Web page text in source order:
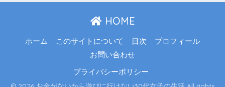
HOME
ホーム このサイトについて 目次
プロフィール
お問い合わせ
プライバシーポリシー